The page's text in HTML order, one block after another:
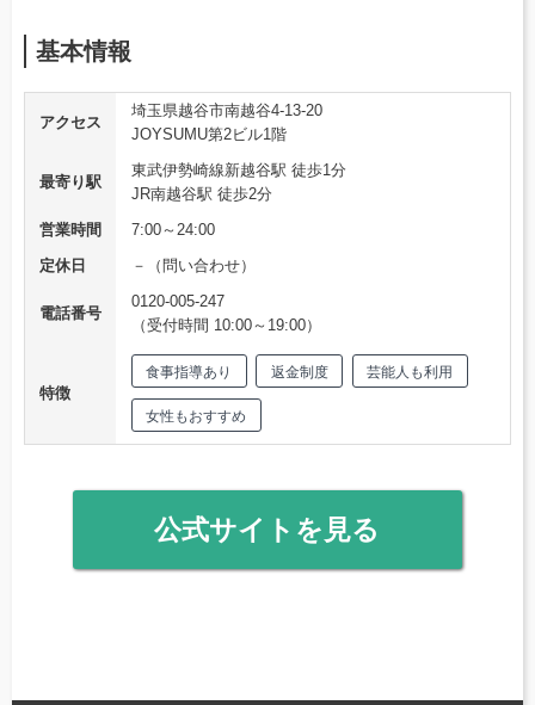
基本情報
アクセス
埼玉県越谷市南越谷4-13-20
JOYSUMU第2ビル1階
最寄り駅
東武伊勢崎線新越谷駅 徒歩1分
JR南越谷駅 徒歩2分
営業時間
7:00～24:00
定休日
－（問い合わせ）
電話番号
0120-005-247
（受付時間 10:00～19:00）
特徴
食事指導あり 返金制度 芸能人も利用
女性もおすすめ
公式サイトを見る